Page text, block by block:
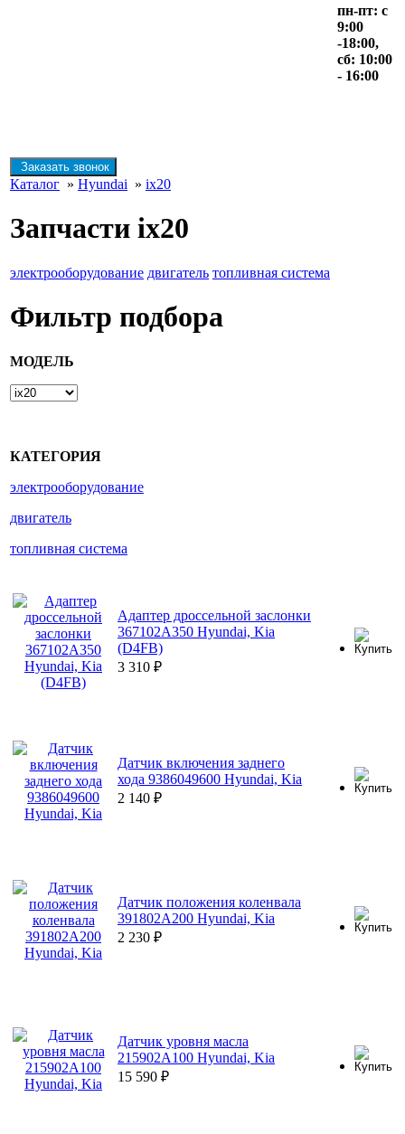
пн-пт: с
9:00
-18:00,
сб: 10:00
- 16:00
Заказать звонок
Каталог » Hyundai » ix20
Запчасти ix20
электрооборудование двигатель топливная система
Фильтр подбора
МОДЕЛЬ
КАТЕГОРИЯ
электрооборудование
двигатель
топливная система
Адаптер дроссельной заслонки
367102A350 Hyundai, Kia
(D4FB)
3 310 ₽
Датчик включения заднего
хода 9386049600 Hyundai, Kia
2 140 ₽
Датчик положения коленвала
391802A200 Hyundai, Kia
2 230 ₽
Датчик уровня масла
215902A100 Hyundai, Kia
15 590 ₽